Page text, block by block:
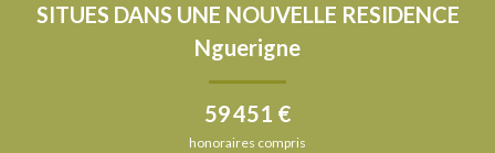
VENDRE UN BIEN
DÉPOSEZ VOTRE RECHERCHE
SITUES DANS UNE NOUVELLE RESIDENCE
Nguerigne
59 451 €
honoraires compris